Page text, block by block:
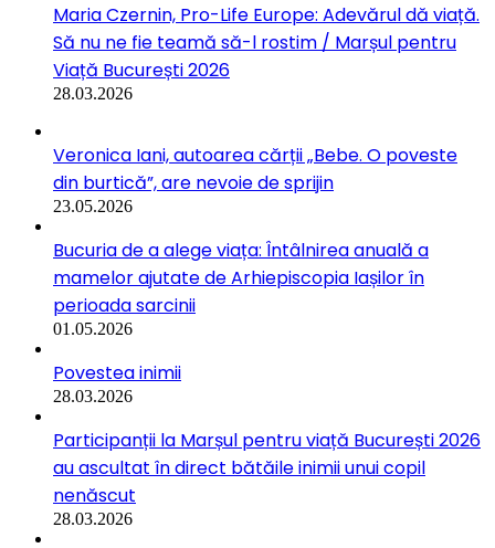
Maria Czernin, Pro-Life Europe: Adevărul dă viață.
Să nu ne fie teamă să-l rostim / Marșul pentru
Viață București 2026
28.03.2026
Veronica Iani, autoarea cărții „Bebe. O poveste
din burtică”, are nevoie de sprijin
23.05.2026
Bucuria de a alege viața: Întâlnirea anuală a
mamelor ajutate de Arhiepiscopia Iașilor în
perioada sarcinii
01.05.2026
Povestea inimii
28.03.2026
Participanții la Marșul pentru viață București 2026
au ascultat în direct bătăile inimii unui copil
nenăscut
28.03.2026